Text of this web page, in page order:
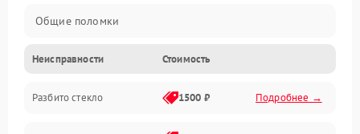
Общие поломки
Проблемы связи
Камеры
Неисправности Стоимость
Разбито стекло 1500 ₽ Подробнее →